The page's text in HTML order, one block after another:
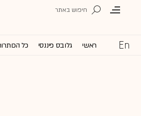
ראשי גלובס פיננסי כל